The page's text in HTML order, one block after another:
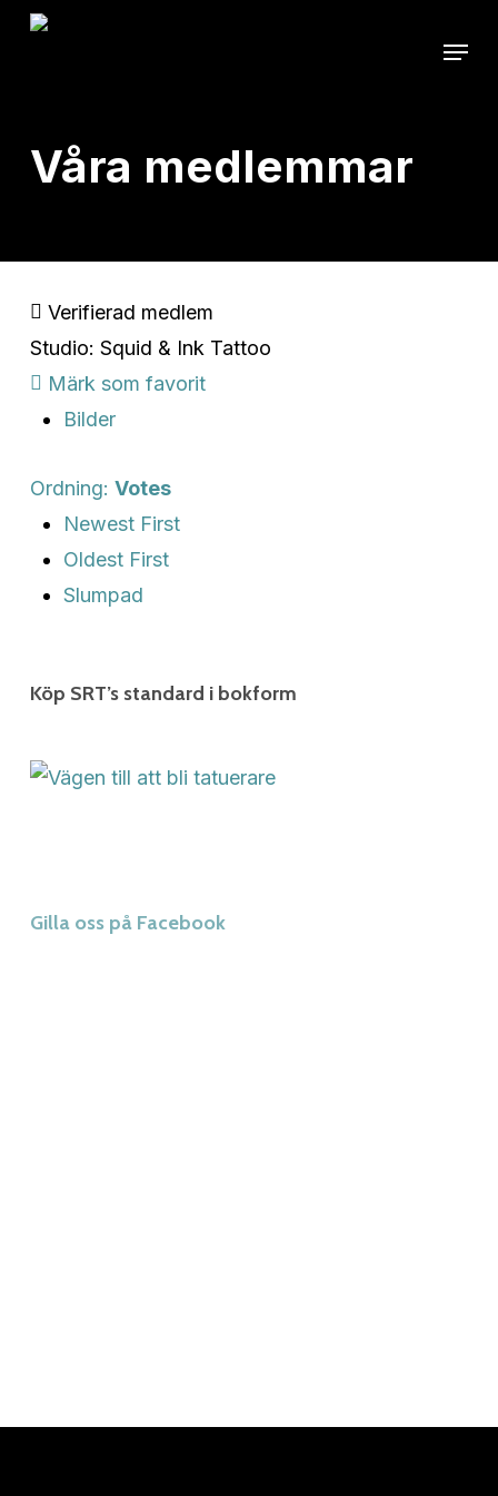
Skip
Menu
Våra medlemmar
Verifierad medlem
Studio: Squid & Ink Tattoo
Märk som favorit
Bilder
Ordning: Votes
Newest First
Oldest First
Slumpad
Köp SRT’s standard i bokform
Gilla oss på Facebook